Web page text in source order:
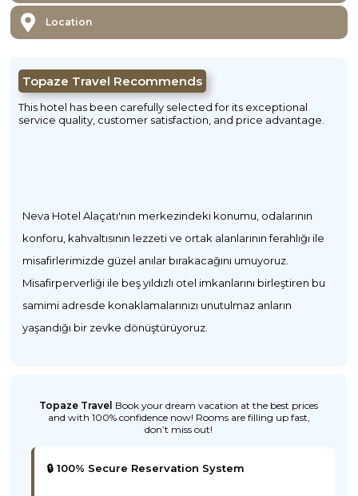
Location
Topaze Travel Recommends
This hotel has been carefully selected for its exceptional
service quality, customer satisfaction, and price advantage.
Neva Hotel Alaçatı'nın merkezindeki konumu, odalarının
konforu, kahvaltısının lezzeti ve ortak alanlarının ferahlığı ile
misafirlerimizde güzel anılar bırakacağını umuyoruz.
Misafirperverliği ile beş yıldızlı otel imkanlarını birleştiren bu
samimi adresde konaklamalarınızı unutulmaz anların
yaşandığı bir zevke dönüştürüyoruz.
Topaze Travel Book your dream vacation at the best prices
and with 100% confidence now! Rooms are filling up fast,
don’t miss out!
🔒 100% Secure Reservation System